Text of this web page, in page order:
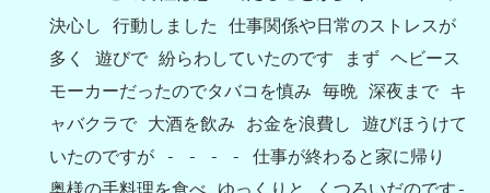
決心し 行動しました 仕事関係や日常のストレスが
多く 遊びで 紛らわしていたのです まず ヘビース
モーカーだったのでタバコを慎み 毎晩 深夜まで キ
ャバクラで 大酒を飲み お金を浪費し 遊びほうけて
いたのですが - - - - 仕事が終わると家に帰り